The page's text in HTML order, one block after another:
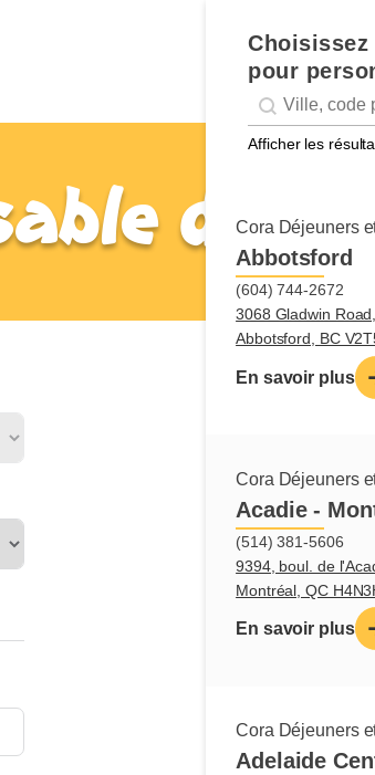
pour
Geolocation
Géolocalisation
Afficher les
Cora Déjeuners
Abbotsford
(604) 744-2672
3068 Gladwin Road,
Abbotsford, BC
En savoir plus
Cora Déjeuners
Acadie -
(514) 381-5606
9394, boul. de
Montréal, QC
En savoir plus
Cora Déjeuners
Adelaide
de
Nature
production dans
respect des
l’application des
Tâches
S’assurer
par rapport
Assigner